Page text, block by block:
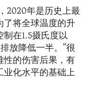
2020年是历史上最
了将全球温度的升
在1.5摄氏度以
放降低一半。”很
性的伤害后果，有
业化水平的基础上